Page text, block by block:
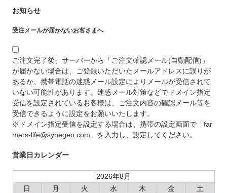
お知らせ
受注メールが届かないお客さまへ
ご注文完了後、サーバーから「ご注文確認メール(自動配信)」
が届かない場合は、ご登録いただいたメールアドレスに誤りが
あるか、携帯電話の迷惑メール設定によりメールが受信されて
いない可能性があります。迷惑メール対策などでドメイン指定
受信を設定されているお客様は、ご注文内容の確認メール等を
受信できるように設定をお願いいたします。
※ドメイン指定受信を設定する場合は、携帯の設定画面で「far
mers-life@synegeo.com」を入力し、設定してください。
営業日カレンダー
2026年8月
日
月 火 水 木 金
土